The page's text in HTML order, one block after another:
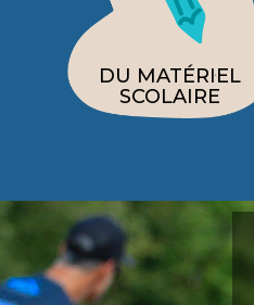
DU MATÉRIEL
SCOLAIRE